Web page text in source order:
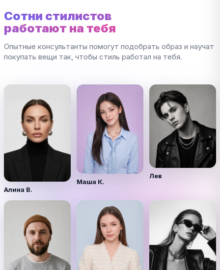
Сотни стилистов
работают на тебя
Опытные консультанты помогут подобрать образ и научат
покупать вещи так, чтобы стиль работал на тебя.
Алина В.
Маша К.
Лев